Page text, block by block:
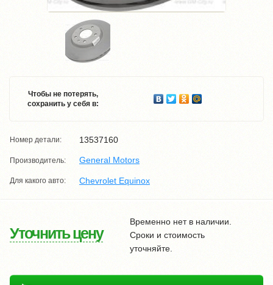
Чтобы не потерять,
сохранить у себя в:
Номер детали: 13537160
Производитель: General Motors
Для какого авто: Chevrolet Equinox
Уточнить цену
Временно нет в наличии.
Сроки и стоимость
уточняйте.